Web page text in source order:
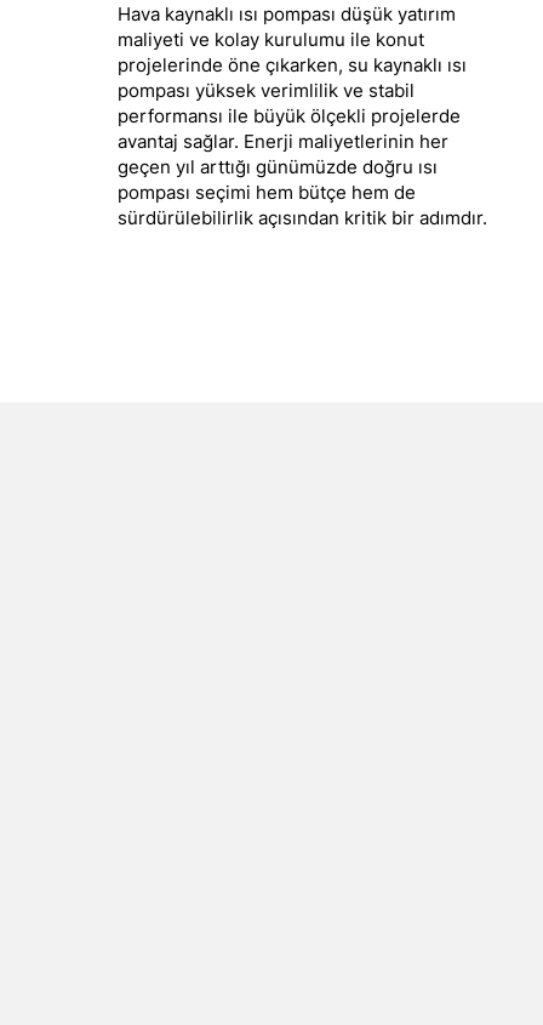
Hava kaynaklı ısı pompası düşük yatırım
maliyeti ve kolay kurulumu ile konut
projelerinde öne çıkarken, su kaynaklı ısı
pompası yüksek verimlilik ve stabil
performansı ile büyük ölçekli projelerde
avantaj sağlar. Enerji maliyetlerinin her
geçen yıl arttığı günümüzde doğru ısı
pompası seçimi hem bütçe hem de
sürdürülebilirlik açısından kritik bir adımdır.